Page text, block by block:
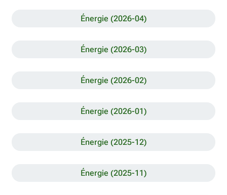
Énergie (2026-04)
Énergie (2026-03)
Énergie (2026-02)
Énergie (2026-01)
Énergie (2025-12)
Énergie (2025-11)